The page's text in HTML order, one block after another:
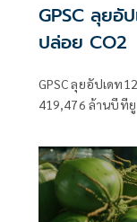
GPSC ลุยอั
ปล่อย CO2
GPSC ลุยอัปเดท
419,476 ล้านบีทียู
พลังงาน มุ่งสู่ การ
กระจกสุทธิเป็นศู